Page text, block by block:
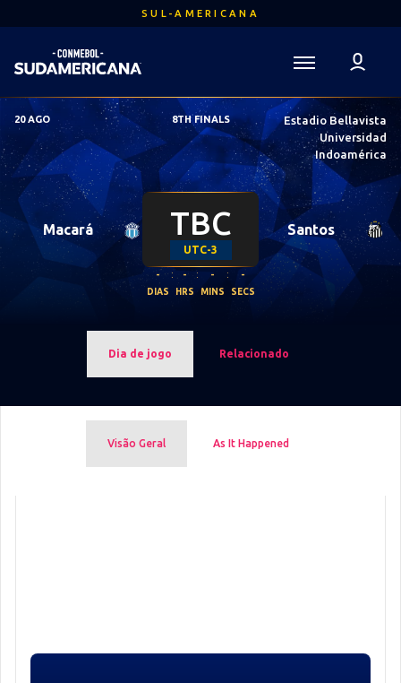
para
conteúdo
principal
SUL-AMERICANA
Sudamericana
Mega
Navigation
20 AGO 8TH FINALS
Estadio Bellavista
Universidad
Indoamérica
Macará TBC
UTC-3
Santos
-
DIAS
: -
HRS
: -
MINS
: -
SECS
Dia de jogo Relacionado
Visão Geral As It Happened